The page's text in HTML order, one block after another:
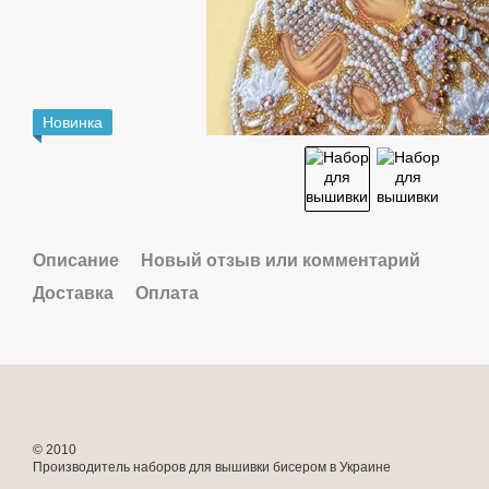
Новинка
Описание
Новый отзыв или комментарий
Доставка
Оплата
© 2010
Производитель наборов для вышивки бисером в Украине